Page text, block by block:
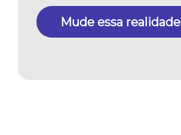
Mude essa realidade